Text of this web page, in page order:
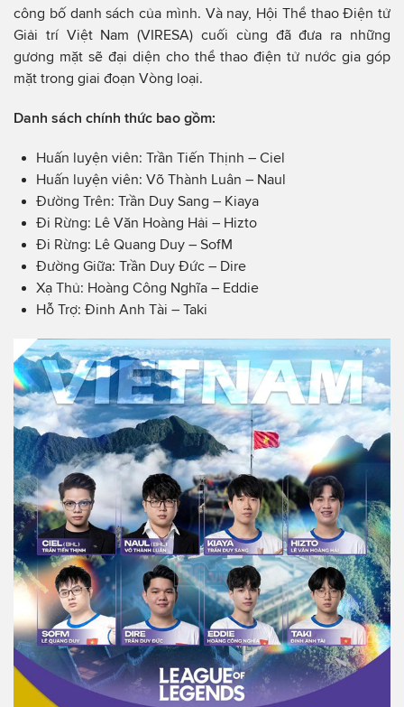
công bố danh sách của mình. Và nay, Hội Thể thao Điện tử
Giải trí Việt Nam (VIRESA) cuối cùng đã đưa ra những
gương mặt sẽ đại diện cho thể thao điện tử nước gia góp
mặt trong giai đoạn Vòng loại.
Danh sách chính thức bao gồm:
Huấn luyện viên: Trần Tiến Thịnh – Ciel
Huấn luyện viên: Võ Thành Luân – Naul
Đường Trên: Trần Duy Sang – Kiaya
Đi Rừng: Lê Văn Hoàng Hải – Hizto
Đi Rừng: Lê Quang Duy – SofM
Đường Giữa: Trần Duy Đức – Dire
Xạ Thủ: Hoàng Công Nghĩa – Eddie
Hỗ Trợ: Đinh Anh Tài – Taki